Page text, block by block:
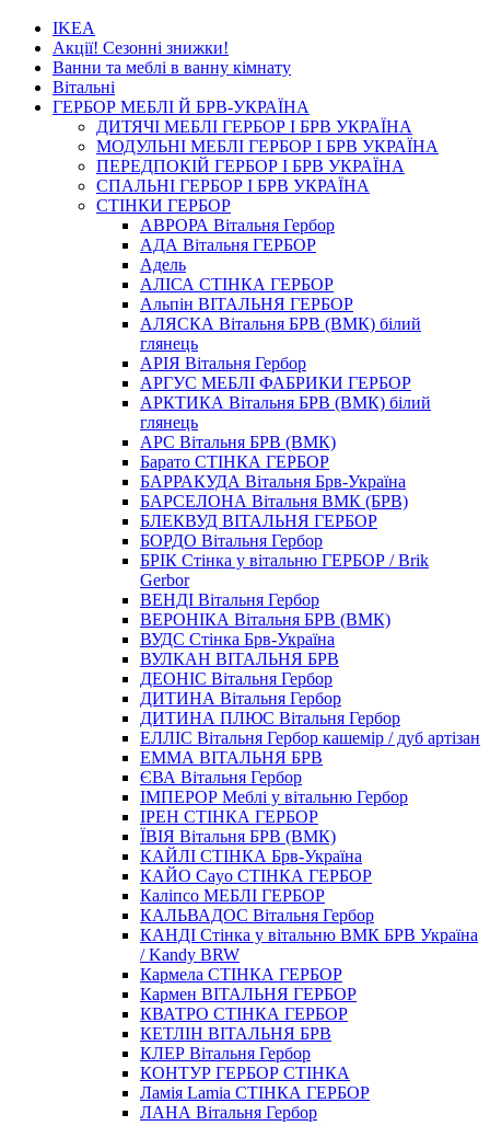
IKEA
Акції! Сезонні знижки!
Ванни та меблі в ванну кімнату
Вітальні
ГЕРБОР МЕБЛІ Й БРВ-УКРАЇНА
ДИТЯЧІ МЕБЛІ ГЕРБОР І БРВ УКРАЇНА
МОДУЛЬНІ МЕБЛІ ГЕРБОР І БРВ УКРАЇНА
ПЕРЕДПОКІЙ ГЕРБОР І БРВ УКРАЇНА
СПАЛЬНІ ГЕРБОР І БРВ УКРАЇНА
СТІНКИ ГЕРБОР
АВРОРА Вітальня Гербор
АДА Вітальня ГЕРБОР
Адель
АЛІСА СТІНКА ГЕРБОР
Альпін ВІТАЛЬНЯ ГЕРБОР
АЛЯСКА Вітальня БРВ (ВМК) білий
глянець
АРIЯ Вітальня Гербор
АРГУС МЕБЛІ ФАБРИКИ ГЕРБОР
АРКТИКА Вітальня БРВ (ВМК) білий
глянець
АРС Вітальня БРВ (ВМК)
Барато СТІНКА ГЕРБОР
БАРРАКУДА Вітальня Брв-Україна
БАРСЕЛОНА Вітальня ВМК (БРВ)
БЛЕКВУД ВІТАЛЬНЯ ГЕРБОР
БОРДО Вітальня Гербор
БРІК Стінка у вітальню ГЕРБОР / Brik
Gerbor
ВЕНДІ Вітальня Гербор
ВЕРОНIКА Вітальня БРВ (ВМК)
ВУДС Стінка Брв-Україна
ВУЛКАН ВІТАЛЬНЯ БРВ
ДЕОНІС Вітальня Гербор
ДИТИНА Вітальня Гербор
ДИТИНА ПЛЮС Вітальня Гербор
ЕЛЛІС Вітальня Гербор кашемір / дуб артізан
ЕММА ВІТАЛЬНЯ БРВ
ЄВА Вітальня Гербор
ІМПЕРОР Меблі у вітальню Гербор
ІРЕН СТІНКА ГЕРБОР
ЇВIЯ Вітальня БРВ (ВМК)
КАЙЛІ СТІНКА Брв-Україна
КАЙО Cayo СТІНКА ГЕРБОР
Каліпсо МЕБЛІ ГЕРБОР
КАЛЬВАДОС Вітальня Гербор
КАНДІ Стінка у вітальню ВМК БРВ Україна
/ Kandy BRW
Кармела СТІНКА ГЕРБОР
Кармен ВІТАЛЬНЯ ГЕРБОР
КВАТРО СТІНКА ГЕРБОР
КЕТЛІН ВІТАЛЬНЯ БРВ
КЛЕР Вітальня Гербор
КОНТУР ГЕРБОР СТІНКА
Ламія Lamia СТІНКА ГЕРБОР
ЛАНА Вітальня Гербор